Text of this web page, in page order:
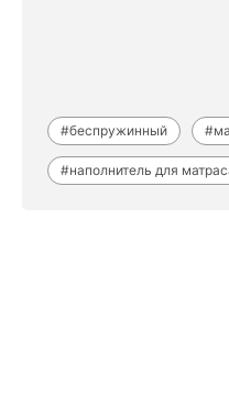
#беспружинный
#наполнитель для